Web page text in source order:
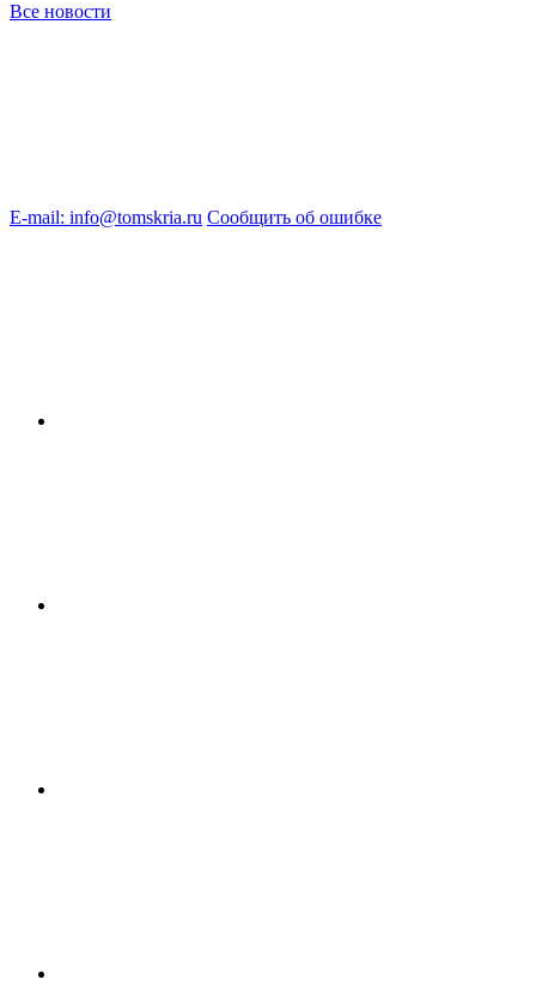
Все новости
E-mail: info@tomskria.ru Сообщить об ошибке